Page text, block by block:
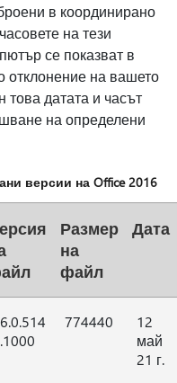
в координирано
на тези
се показват в
отклонение на вашето
това датата и часът
на определени
версии на Office 2016
Размер
на
файл
Дата
774440
12
май
21 г.